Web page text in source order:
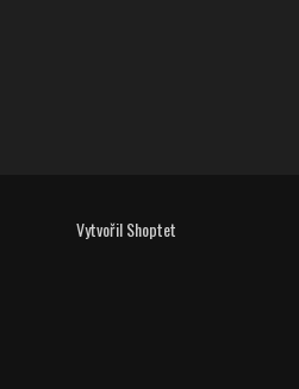
Vytvořil Shoptet